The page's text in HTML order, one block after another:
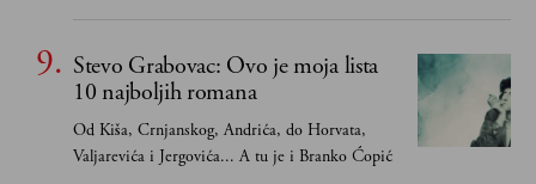
poznavale
Stevo Grabovac: Ovo je moja lista
10 najboljih romana
Od Kiša, Crnjanskog, Andrića, do Horvata,
Valjarevića i Jergovića... A tu je i Branko Ćopić